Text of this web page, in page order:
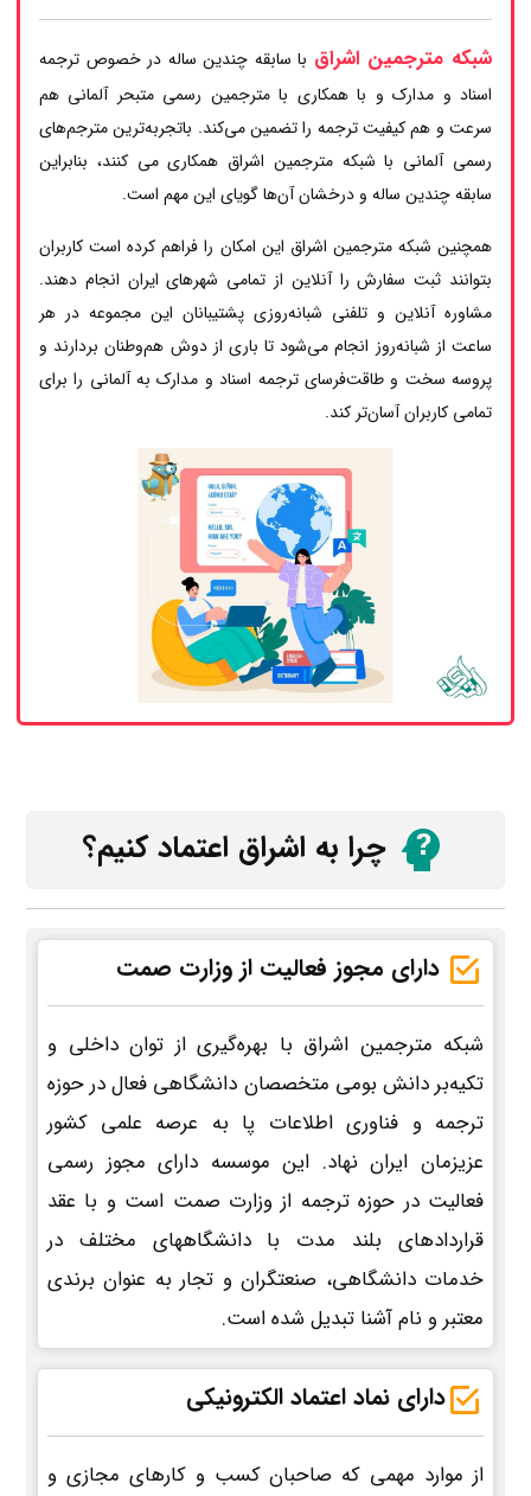
شبکه مترجمین اشراق با سابقه چندین ساله در خصوص ترجمه
اسناد و مدارک و با همکاری با مترجمین رسمی متبحر آلمانی هم
سرعت و هم کیفیت ترجمه را تضمین می‌کند. باتجربه‌ترین مترجم‌های
رسمی آلمانی با شبکه مترجمین اشراق همکاری می کنند، بنابراین
سابقه چندین ساله و درخشان آن‌ها گویای این مهم است.
همچنین شبکه مترجمین اشراق این امکان را فراهم کرده است کاربران
بتوانند ثبت سفارش را آنلاین از تمامی شهرهای ایران انجام دهند.
مشاوره آنلاین و تلفنی شبانه‌روزی پشتیبانان این مجموعه در هر
ساعت از شبانه‌روز انجام می‌شود تا باری از دوش هم‌وطنان بردارند و
پروسه سخت و طاقت‌فرسای ترجمه اسناد و مدارک به آلمانی را برای
تمامی کاربران آسان‌تر کند.
چرا به اشراق اعتماد کنیم؟
دارای مجوز فعالیت از وزارت صمت
شبکه مترجمین اشراق با بهره‌گیری از توان داخلی و
تکیه‌بر دانش بومی متخصصان دانشگاهی فعال در حوزه
ترجمه و فناوری اطلاعات پا به عرصه علمی کشور
عزیزمان ایران نهاد. این موسسه دارای مجوز رسمی
فعالیت در حوزه ترجمه از وزارت صمت است و با عقد
قراردادهای بلند مدت با دانشگاههای مختلف در
خدمات دانشگاهی، صنعتگران و تجار به عنوان برندی
معتبر و نام آشنا تبدیل شده است.
دارای نماد اعتماد الکترونیکی
از موارد مهمی که صاحبان کسب و کارهای مجازی و